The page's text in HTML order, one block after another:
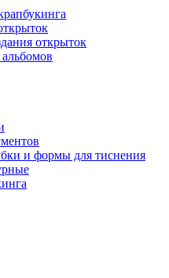
открыток
и формы для тиснения